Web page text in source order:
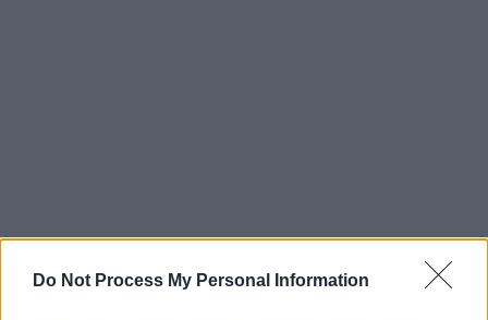
Do Not Process My Personal Information